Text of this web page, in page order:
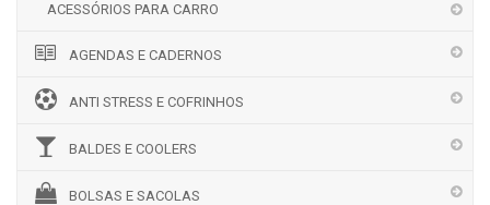
ACESSÓRIOS PARA CARRO
AGENDAS E CADERNOS
ANTI STRESS E COFRINHOS
BALDES E COOLERS
BOLSAS E SACOLAS